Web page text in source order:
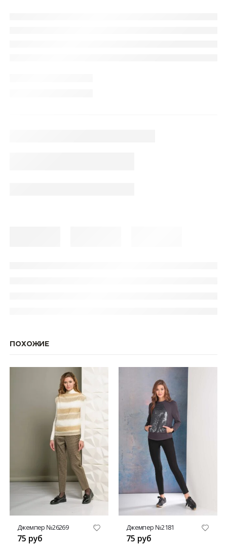
ПОХОЖИЕ
Этот товар имеет несколько вариаций. Опции можно выбрать на странице товара.
Джемпер №26269
75 руб
Этот товар имеет несколько вариаций. Опции можно выбрать на странице товара.
Джемпер №2181
75 руб